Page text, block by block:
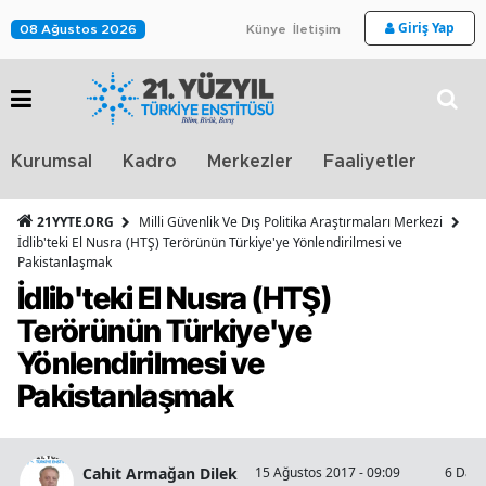
08 Ağustos 2026 Künye İletişim Giriş Yap
Kurumsal Kadro Merkezler Faaliyetler
21YYTE.ORG
Milli Güvenlik Ve Dış Politika Araştırmaları Merkezi
İdlib'teki El Nusra (HTŞ) Terörünün Türkiye'ye Yönlendirilmesi ve
Pakistanlaşmak
İdlib'teki El Nusra (HTŞ)
Terörünün Türkiye'ye
Yönlendirilmesi ve
Pakistanlaşmak
Cahit Armağan Dilek
15 Ağustos 2017 - 09:09
6